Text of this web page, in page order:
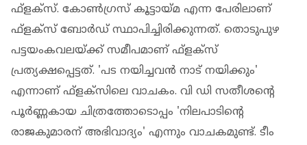
ഫ്‌ളക്‌സ്. കോൺഗ്രസ് കൂട്ടായ്മ എന്ന പേരിലാണ്
ഫ്‌ളക്‌സ് ബോർഡ് സ്ഥാപിച്ചിരിക്കുന്നത്. തൊടുപുഴ
പട്ടയംകവലയ്ക്ക് സമീപമാണ് ഫ്‌ളക്‌സ്
പ്രത്യക്ഷപ്പെട്ടത്. 'പട നയിച്ചവന്‍ നാട് നയിക്കും'
എന്നാണ് ഫ്‌ളക്‌സിലെ വാചകം. വി ഡി സതീശന്റെ
പൂര്‍ണ്ണകായ ചിത്രത്തോടൊപ്പം 'നിലപാടിന്റെ
രാജകുമാരന് അഭിവാദ്യം' എന്നും വാചകമുണ്ട്. ടീം